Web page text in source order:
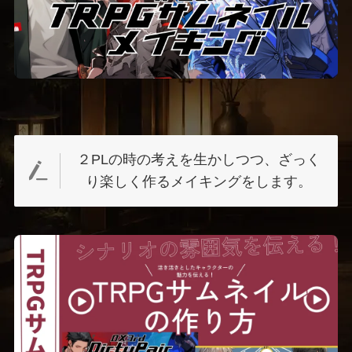
２PLの時の考えを生かしつつ、ざっく
り楽しく作るメイキングをします。